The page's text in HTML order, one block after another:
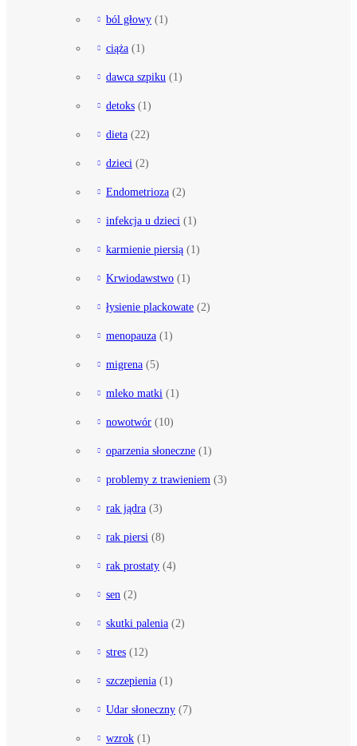
ból głowy (1)
ciąża (1)
dawca szpiku (1)
detoks (1)
dieta (22)
dzieci (2)
Endometrioza (2)
infekcja u dzieci (1)
karmienie piersią (1)
Krwiodawstwo (1)
łysienie plackowate (2)
menopauza (1)
migrena (5)
mleko matki (1)
nowotwór (10)
oparzenia słoneczne (1)
problemy z trawieniem (3)
rak jądra (3)
rak piersi (8)
rak prostaty (4)
sen (2)
skutki palenia (2)
stres (12)
szczepienia (1)
Udar słoneczny (7)
wzrok (1)